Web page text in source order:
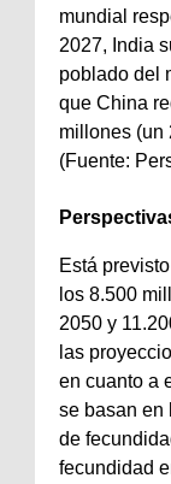
mundial
2027, India
poblado del
que China
millones (un
(Fuente:
Está
los 8.500
2050 y
las
en cuanto a
se basan en
de
fecundidad